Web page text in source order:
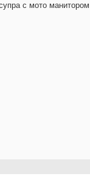
с мото